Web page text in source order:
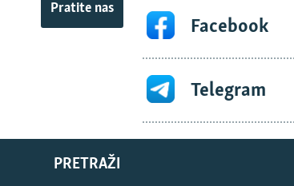
Pratite nas
Facebook
Telegram
PRETRAŽI